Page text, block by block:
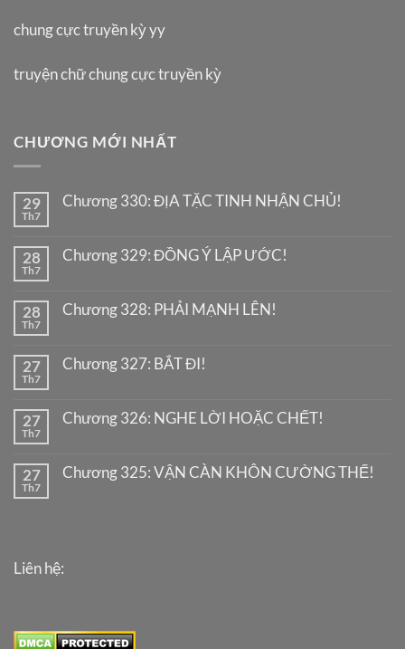
chung cực truyền kỳ yy
truyện chữ chung cực truyền kỳ
CHƯƠNG MỚI NHẤT
29
Th7
Chương 330: ĐỊA TẶC TINH NHẬN CHỦ!
28
Th7
Chương 329: ĐỒNG Ý LẬP ƯỚC!
28
Th7
Chương 328: PHẢI MẠNH LÊN!
27
Th7
Chương 327: BẮT ĐI!
27
Th7
Chương 326: NGHE LỜI HOẶC CHẾT!
27
Th7
Chương 325: VẬN CÀN KHÔN CƯỜNG THẾ!
Liên hệ: